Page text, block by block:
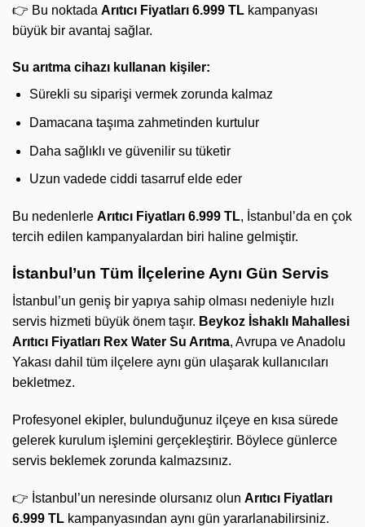
👉 Bu noktada Arıtıcı Fiyatları 6.999 TL kampanyası
büyük bir avantaj sağlar.
Su arıtma cihazı kullanan kişiler:
Sürekli su siparişi vermek zorunda kalmaz
Damacana taşıma zahmetinden kurtulur
Daha sağlıklı ve güvenilir su tüketir
Uzun vadede ciddi tasarruf elde eder
Bu nedenlerle Arıtıcı Fiyatları 6.999 TL, İstanbul’da en çok
tercih edilen kampanyalardan biri haline gelmiştir.
İstanbul’un Tüm İlçelerine Aynı Gün Servis
İstanbul’un geniş bir yapıya sahip olması nedeniyle hızlı
servis hizmeti büyük önem taşır. Beykoz İshaklı Mahallesi
Arıtıcı Fiyatları Rex Water Su Arıtma, Avrupa ve Anadolu
Yakası dahil tüm ilçelere aynı gün ulaşarak kullanıcıları
bekletmez.
Profesyonel ekipler, bulunduğunuz ilçeye en kısa sürede
gelerek kurulum işlemini gerçekleştirir. Böylece günlerce
servis beklemek zorunda kalmazsınız.
👉 İstanbul’un neresinde olursanız olun Arıtıcı Fiyatları
6.999 TL kampanyasından aynı gün yararlanabilirsiniz.